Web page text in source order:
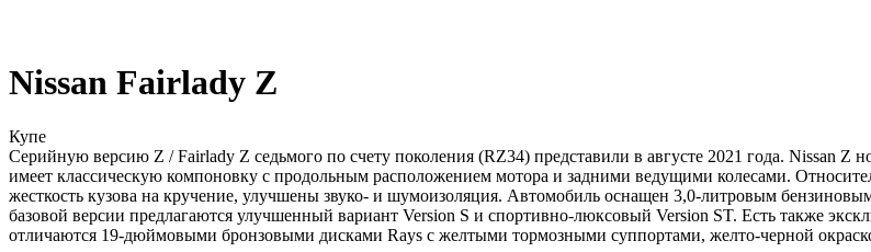
Nissan Fairlady Z
Купе
Серийную версию Z / Fairlady Z седьмого по счету поколения (RZ34) представили в августе 2021 года. Nissan
имеет классическую компоновку с продольным расположением мотора и задними ведущими колесами.
жесткость кузова на кручение, улучшены звуко- и шумоизоляция. Автомобиль оснащен 3,0-литровым
базовой версии предлагаются улучшенный вариант Version S и спортивно-люксовый Version ST. Есть также
отличаются 19-дюймовыми бронзовыми дисками Rays с желтыми тормозными суппортами, желто-черной